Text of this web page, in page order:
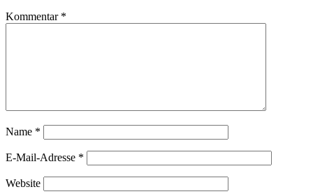
Kommentar *
Name *
E-Mail-Adresse *
Website